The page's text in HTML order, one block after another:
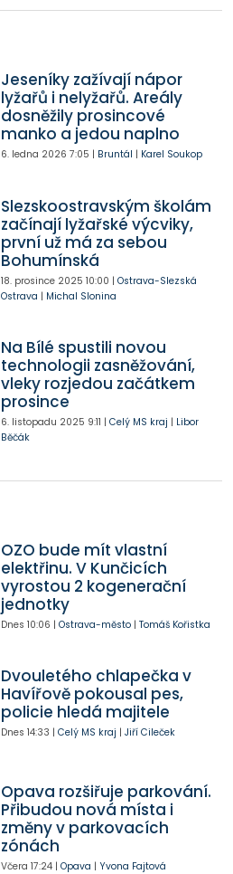
Jeseníky zažívají nápor
lyžařů i nelyžařů. Areály
dosněžily prosincové
manko a jedou naplno
6. ledna 2026 7:05 | Bruntál | Karel Soukop
Slezskoostravským školám
začínají lyžařské výcviky,
první už má za sebou
Bohumínská
18. prosince 2025 10:00 | Ostrava-Slezská
Ostrava | Michal Slonina
Na Bílé spustili novou
technologii zasněžování,
vleky rozjedou začátkem
prosince
6. listopadu 2025 9:11 | Celý MS kraj | Libor
Běčák
OZO bude mít vlastní
elektřinu. V Kunčicích
vyrostou 2 kogenerační
jednotky
Dnes 10:06 | Ostrava-město| Tomáš Kořistka
Dvouletého chlapečka v
Havířově pokousal pes,
policie hledá majitele
Dnes 14:33 | Celý MS kraj | Jiří Cileček
Opava rozšiřuje parkování.
Přibudou nová místa i
změny v parkovacích
zónách
Včera 17:24| Opava | Yvona Fajtová